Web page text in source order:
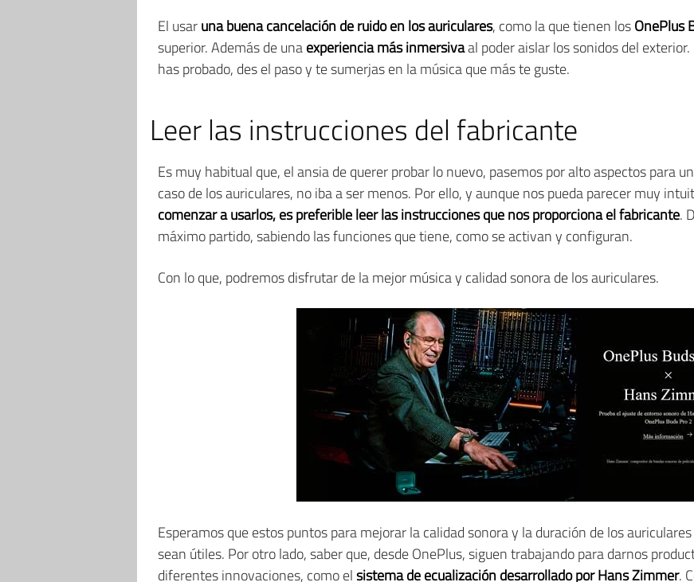
El usaruna buena cancelación de ruido en los auriculares, como la que tienen losOnePlus
superior. Además de unaexperiencia más inmersivaal poder aislar los sonidos del
has probado, des el paso y te sumerjas en la música que más te guste.
Leer las instrucciones del fabricante
Es muy habitual que, el ansia de querer probar lo nuevo, pasemos por alto aspectos para
caso de los auriculares, no iba a ser menos. Por ello, y aunque nos pueda parecer muy
comenzar a usarlos, es preferible leer las instrucciones que nos proporciona el fabricante.
máximo partido, sabiendo las funciones que tiene, como se activan y configuran.
Con lo que, podremos disfrutar de la mejor música y calidad sonora de los auriculares.
Esperamos que estos puntos para mejorar la calidad sonora y la duración de los
sean útiles. Por otro lado, saber que, desde OnePlus, siguen trabajando para darnos
diferentes innovaciones, como elsistema de ecualización desarrollado por Hans Zimmer.